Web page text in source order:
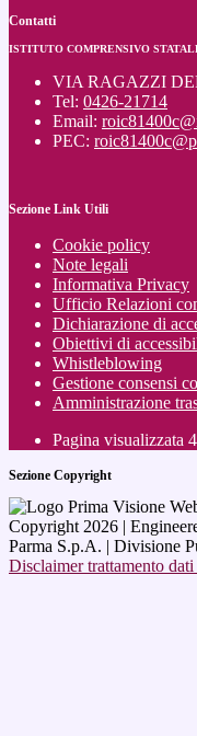
Contatti
ISTITUTO COMPRENSIVO
VIA RAGAZZI
Tel: 0426-21714
Email:
PEC:
Sezione Link Utili
Cookie policy
Note legali
Informativa Privacy
Ufficio Relazioni
Dichiarazione di
Obiettivi di
Whistleblowing
Gestione consensi
Amministrazione
Pagina visualizzata
Sezione Copyright
Copyright 2026 |
Parma S.p.A. | Divisione
Disclaimer trattamento dati